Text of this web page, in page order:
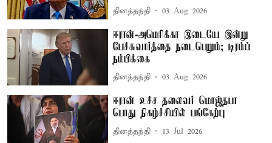
தினத்தந்தி 03 Aug 2026
ஈரான்-அமெரிக்கா இடையே இன்று
பேச்சுவார்த்தை நடைபெறும்; டிரம்ப்
நம்பிக்கை
தினத்தந்தி 03 Aug 2026
ஈரான் உச்ச தலைவர் மொஜ்தபா
பொது நிகழ்ச்சியில் பங்கேற்பு
தினத்தந்தி 13 Jul 2026